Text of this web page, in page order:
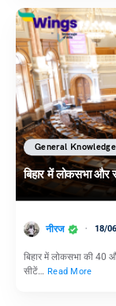
General Knowledge
बिहार में लोकसभा और
नीरज 18/
बिहार में लोकसभा की 40
सीटें… Read More